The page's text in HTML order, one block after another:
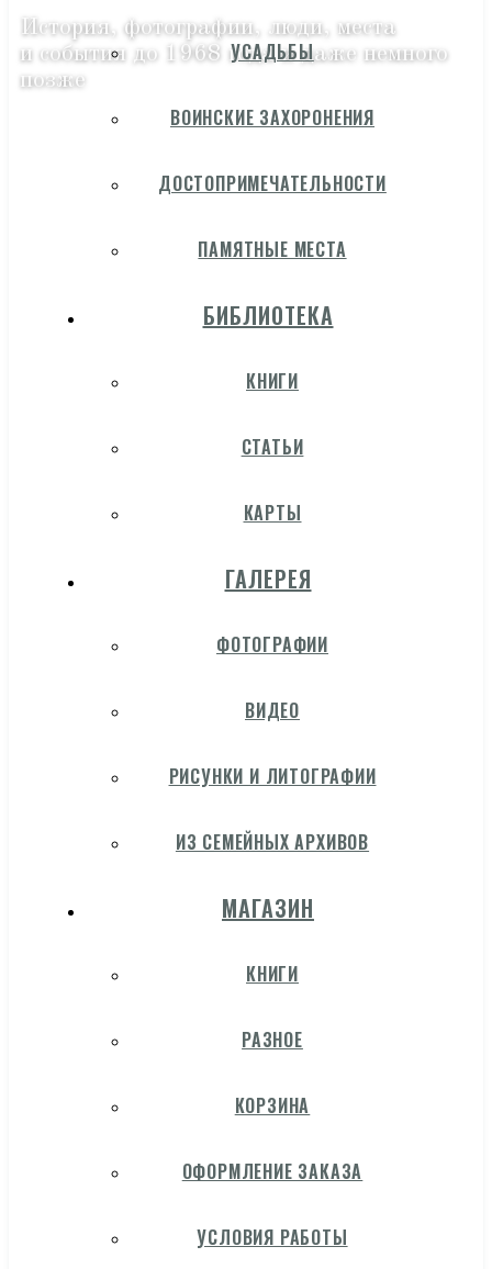
История, фотографии, люди, места
и события до 1968 года и даже немного
позже
УСАДЬБЫ
ВОИНСКИЕ ЗАХОРОНЕНИЯ
ДОСТОПРИМЕЧАТЕЛЬНОСТИ
ПАМЯТНЫЕ МЕСТА
БИБЛИОТЕКА
КНИГИ
СТАТЬИ
КАРТЫ
ГАЛЕРЕЯ
ФОТОГРАФИИ
ВИДЕО
РИСУНКИ И ЛИТОГРАФИИ
ИЗ СЕМЕЙНЫХ АРХИВОВ
МАГАЗИН
КНИГИ
РАЗНОЕ
КОРЗИНА
ОФОРМЛЕНИЕ ЗАКАЗА
УСЛОВИЯ РАБОТЫ